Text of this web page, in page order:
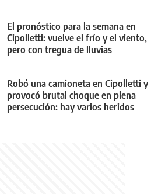
El pronóstico para la semana en
Cipolletti: vuelve el frío y el viento,
pero con tregua de lluvias
Robó una camioneta en Cipolletti y
provocó brutal choque en plena
persecución: hay varios heridos